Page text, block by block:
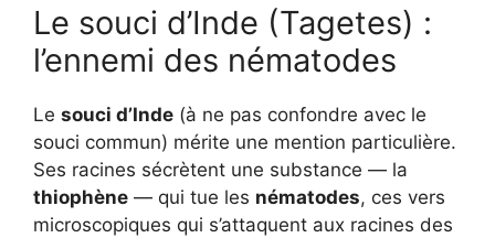
Le souci d’Inde (Tagetes) :
l’ennemi des nématodes
Le souci d’Inde (à ne pas confondre avec le
souci commun) mérite une mention particulière.
Ses racines sécrètent une substance — la
thiophène — qui tue les nématodes, ces vers
microscopiques qui s’attaquent aux racines des